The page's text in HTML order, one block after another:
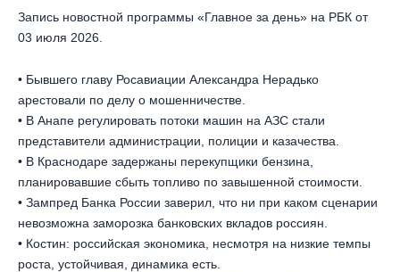
Запись новостной программы «Главное за день» на РБК от
03 июля 2026.
• Бывшего главу Росавиации Александра Нерадько
арестовали по делу о мошенничестве.
• В Анапе регулировать потоки машин на АЗС стали
представители администрации, полиции и казачества.
• В Краснодаре задержаны перекупщики бензина,
планировавшие сбыть топливо по завышенной стоимости.
• Зампред Банка России заверил, что ни при каком сценарии
невозможна заморозка банковских вкладов россиян.
• Костин: российская экономика, несмотря на низкие темпы
роста, устойчивая, динамика есть.